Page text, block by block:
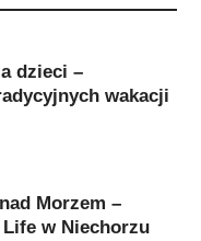
dzieci –
wakacji
Morzem –
w Niechorzu